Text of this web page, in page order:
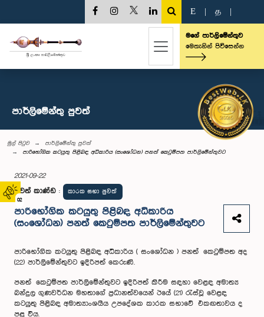
02
E த
මගේ පාර්ලිමේන්තුව
මෙතැනින් පිවිසෙන්න
පාර්ලි‌මේන්තු පුවත්
මුල් පිටුව
පාර්ලි‌මේන්තු පුවත්
පාරිභෝගික කටයුතු පිළිබඳ අධිකාරිය (සංශෝධන) පනත් කෙටුම්පත පාර්ලිමේන්තුවට
2021-09-22
පුවත් කාණ්ඩ : කාරක සභා පුවත්
පාරිභෝගික කටයුතු පිළිබඳ අධිකාරිය
(සංශෝධන) පනත් කෙටුම්පත පාර්ලිමේන්තුවට
පාරිභෝගික කටයුතු පිළිබඳ අධිකාරිය ( සංශෝධන ) පනත් කෙටුම්පත අද
(22) පාර්ලිමේන්තුවට ඉදිරිපත් කෙරුණි.
පනත් කෙටුම්පත පාර්ලිමේන්තුවට ඉදිරිපත් කිරීම සඳහා වෙළඳ අමාත්‍ය
බන්දුල ගුණවර්ධන මහතාගේ ප්‍රධානත්වයෙන් ඊයේ (21) රැස්වූ වෙළඳ
කටයුතු පිළිබඳ අමාත්‍යාංශයීය උපදේශක කාරක සභාවේ එකඟතාවය ද
පළ විය.